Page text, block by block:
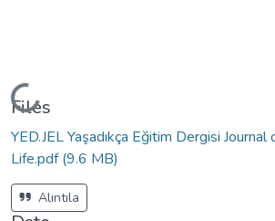
Loading...
Files
YED.JEL Yaşadıkça Eğitim Dergisi
Life.pdf(9.6 MB)
Alıntıla